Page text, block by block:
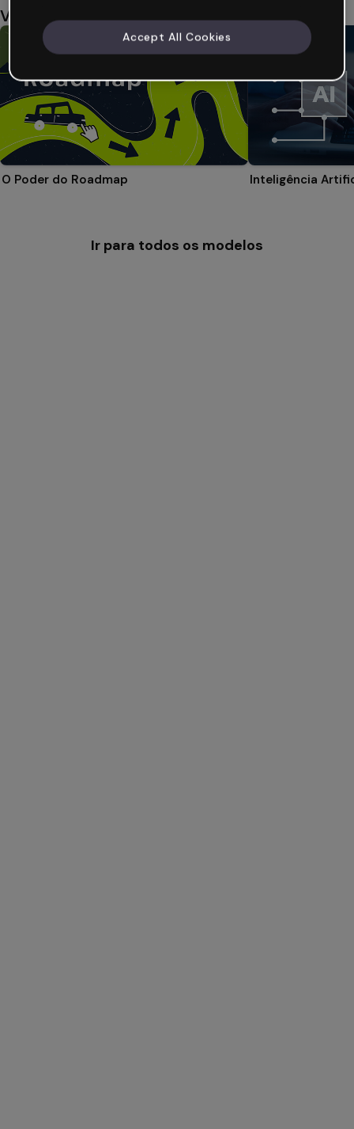
Você também pode gostar
O Poder do Roadmap
Ir para todos os modelos
Accept All Cookies